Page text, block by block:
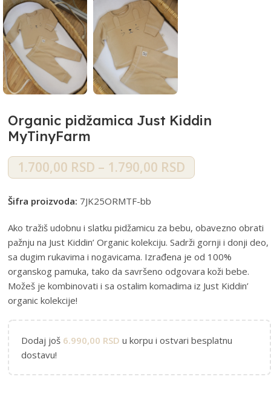
Organic pidžamica Just Kiddin
MyTinyFarm
1.700,00 RSD – 1.790,00 RSD
Šifra proizvoda: 7JK25ORMTF-bb
Ako tražiš udobnu i slatku pidžamicu za bebu, obavezno obrati
pažnju na Just Kiddin’ Organic kolekciju. Sadrži gornji i donji deo,
sa dugim rukavima i nogavicama. Izrađena je od 100%
organskog pamuka, tako da savršeno odgovara koži bebe.
Možeš je kombinovati i sa ostalim komadima iz Just Kiddin’
organic kolekcije!
Dodaj još 6.990,00 RSD u korpu i ostvari besplatnu
dostavu!